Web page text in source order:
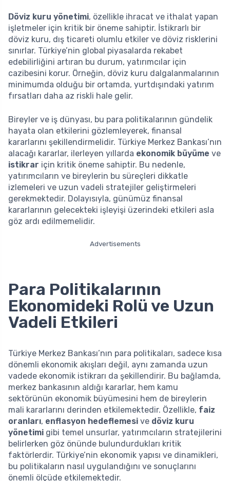
Döviz kuru yönetimi, özellikle ihracat ve ithalat yapan
işletmeler için kritik bir öneme sahiptir. İstikrarlı bir
döviz kuru, dış ticareti olumlu etkiler ve döviz risklerini
sınırlar. Türkiye’nin global piyasalarda rekabet
edebilirliğini artıran bu durum, yatırımcılar için
cazibesini korur. Örneğin, döviz kuru dalgalanmalarının
minimumda olduğu bir ortamda, yurtdışındaki yatırım
fırsatları daha az riskli hale gelir.
Bireyler ve iş dünyası, bu para politikalarının gündelik
hayata olan etkilerini gözlemleyerek, finansal
kararlarını şekillendirmelidir. Türkiye Merkez Bankası’nın
alacağı kararlar, ilerleyen yıllarda ekonomik büyüme ve
istikrar için kritik öneme sahiptir. Bu nedenle,
yatırımcıların ve bireylerin bu süreçleri dikkatle
izlemeleri ve uzun vadeli stratejiler geliştirmeleri
gerekmektedir. Dolayısıyla, günümüz finansal
kararlarının gelecekteki işleyişi üzerindeki etkileri asla
göz ardı edilmemelidir.
Advertisements
Para Politikalarının
Ekonomideki Rolü ve Uzun
Vadeli Etkileri
Türkiye Merkez Bankası’nın para politikaları, sadece kısa
dönemli ekonomik akışları değil, aynı zamanda uzun
vadede ekonomik istikrarı da şekillendirir. Bu bağlamda,
merkez bankasının aldığı kararlar, hem kamu
sektörünün ekonomik büyümesini hem de bireylerin
mali kararlarını derinden etkilemektedir. Özellikle, faiz
oranları, enflasyon hedeflemesi ve döviz kuru
yönetimi gibi temel unsurlar, yatırımcıların stratejilerini
belirlerken göz önünde bulundurdukları kritik
faktörlerdir. Türkiye’nin ekonomik yapısı ve dinamikleri,
bu politikaların nasıl uygulandığını ve sonuçlarını
önemli ölçüde etkilemektedir.